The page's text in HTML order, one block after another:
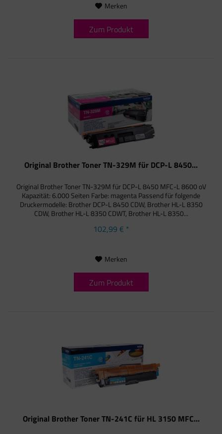
Merken
Zum Produkt
Original Brother Toner TN-329M für DCP-L 8450...
Original Brother Toner TN-329M für DCP-L 8450 MFC-L 8600 oV
Kapazität: 6.000 Seiten Farbe: magenta Passend für folgende
Druckermodelle: Brother DCP-L 8450 CDW, Brother HL-L 8350
CDW, Brother HL-L 8350 CDWT, Brother HL-L 8350...
102,99 € *
Merken
Zum Produkt
Original Brother Toner TN-241C für HL 3150 MFC...